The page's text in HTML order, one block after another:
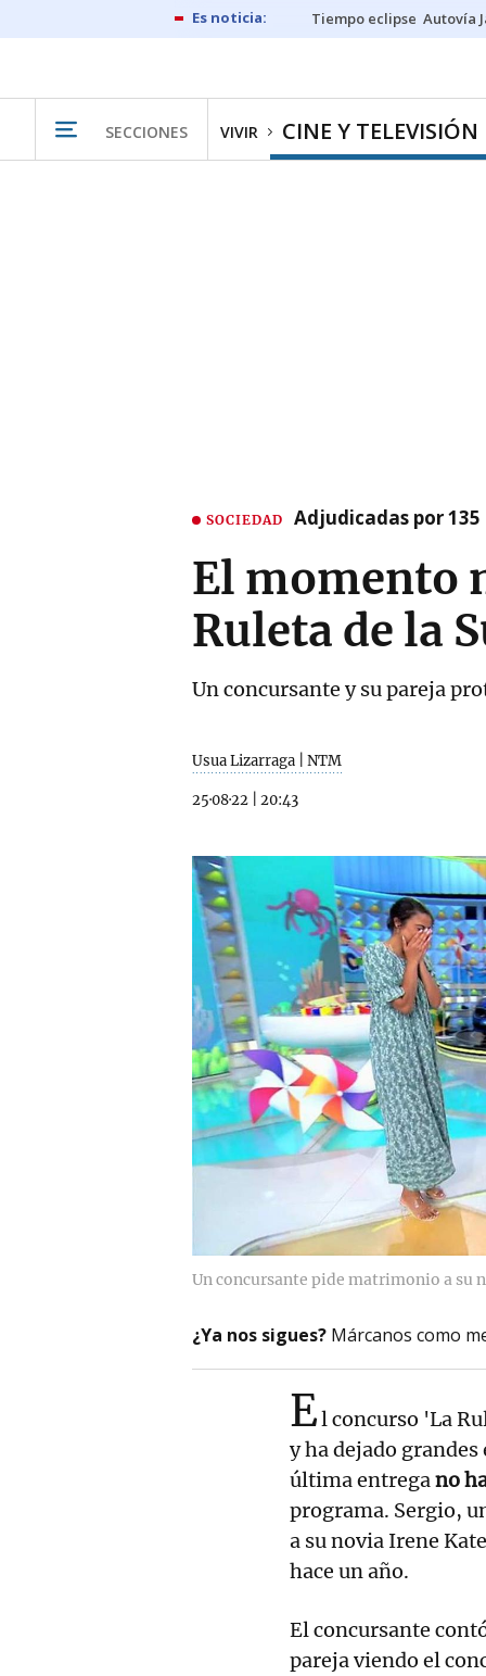
Tiempo eclipse Autovía
SECCIONES VIVIR CINE Y TELEVISIÓN
SOCIEDAD Adjudicadas por
El momento
Ruleta de la
Un concursante y su pareja
Usua Lizarraga | NTM
25·08·22 20:43
Un concursante pide matrimonio a su
¿Ya nos sigues? Márcanos como
El concurso 'La
y ha dejado
última entregano
programa. Sergio,
a su novia Irene
hace un año.
El concursante
pareja viendo el